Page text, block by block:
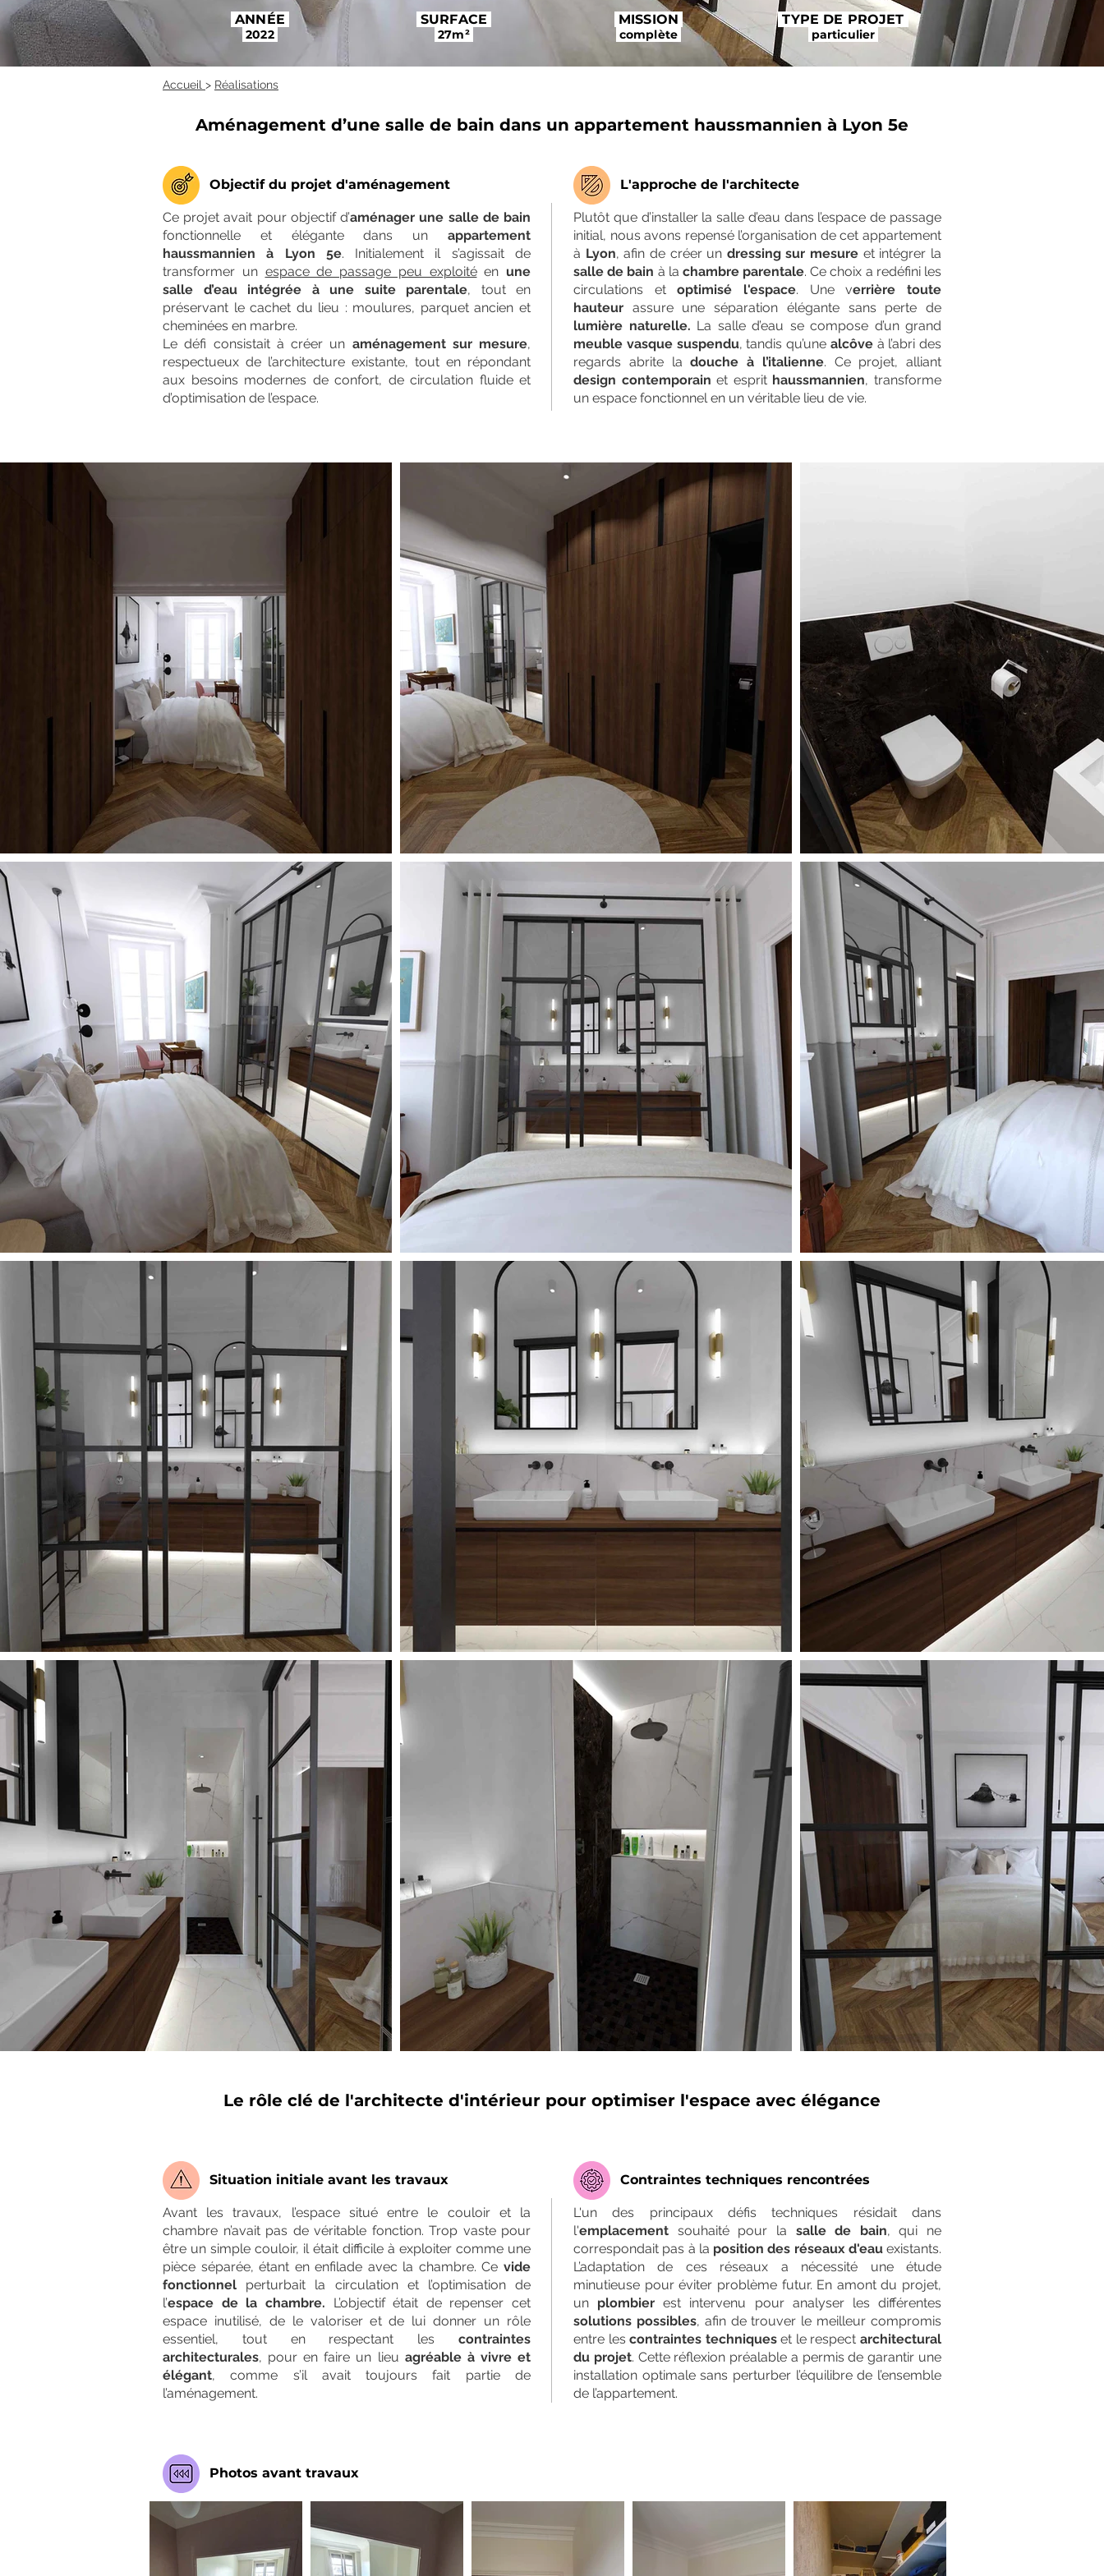
SURFACE
27m²
ANNÉE
2022
MISSION
complète
TYPE DE PROJET
particulier
Accueil > Réalisations
Aménagement d’une salle de bain dans un appartement haussmannien à Lyon 5e
Objectif du projet d'aménagement
Ce projet avait pour objectif d’aménager une salle de bain
fonctionnelle et élégante dans un appartement
haussmannien à Lyon 5e. Initialement il s’agissait de
transformer un espace de passage peu exploitéen une
salle d’eau intégrée à une suite parentale, tout en
préservant le cachet du lieu : moulures, parquet ancien et
cheminées en marbre.
Le défi consistait à créer un aménagement sur mesure,
respectueux de l’architecture existante, tout en répondant
aux besoins modernes de confort, de circulation fluide et
d’optimisation de l’espace.
L'approche de l'architecte
Plutôt que d’installer la salle d’eau dans l’espace de passage
initial, nous avons repensé l’organisation de cet appartement
à Lyon, afin de créer un dressing sur mesure et intégrer la
salle de bain à la chambre parentale. Ce choix a redéfini les
circulations etoptimisé l'espace. Une verrière toute
hauteur assure une séparation élégante sans perte de
lumière naturelle. La salle d’eau se compose d’un grand
meuble vasque suspendu, tandis qu’une alcôveà l’abri des
regards abrite ladouche à l’italienne. Ce projet, alliant
design contemporain et esprit haussmannien, transforme
un espace fonctionnel en un véritable lieu de vie.
Le rôle clé de l'architecte d'intérieur pour optimiser l'espace avec élégance
Situation initiale avant les travaux
Avant les travaux, l’espace situé entre le couloir et la
chambre n’avait pas de véritable fonction. Trop vaste pour
être un simple couloir, il était difficile à exploiter comme une
pièce séparée, étant en enfilade avec la chambre. Ce vide
fonctionnel perturbait la circulation et l’optimisation de
l’espace de la chambre. L’objectif était de repenser cet
espace inutilisé, de le valoriser et de lui donner un rôle
essentiel, tout en respectant les contraintes
architecturales, pour en faire un lieu agréable à vivre et
élégant, comme s’il avait toujours fait partie de
l’aménagement.
Contraintes techniques rencontrées
L'un des principaux défis techniques résidait dans
l'emplacement souhaité pour la salle de bain, qui ne
correspondait pas à la position des réseaux d'eauexistants.
L’adaptation de ces réseaux a nécessité une étude
minutieuse pour éviter problème futur. En amont du projet,
un plombier est intervenu pour analyser les différentes
solutions possibles, afin de trouver le meilleur compromis
entre lescontraintes techniqueset le respectarchitectural
du projet. Cette réflexion préalable a permis de garantir une
installation optimale sans perturber l’équilibre de l’ensemble
de l’appartement.
Photos avant travaux